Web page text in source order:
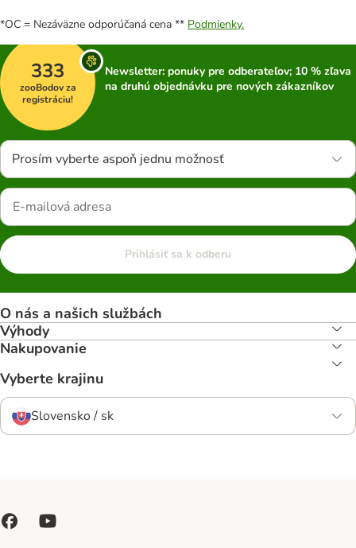
*OC = Nezáväzne odporúčaná cena ** Podmienky.
333
zooBodov za
registráciu!
Newsletter: ponuky pre odberateľov; 10 % zľava
na druhú objednávku pre nových zákazníkov
Prosím vyberte aspoň jednu možnosť
Prihlásiť sa k odberu
O nás a našich službách
Výhody
Nakupovanie
Vyberte krajinu
Slovensko / sk